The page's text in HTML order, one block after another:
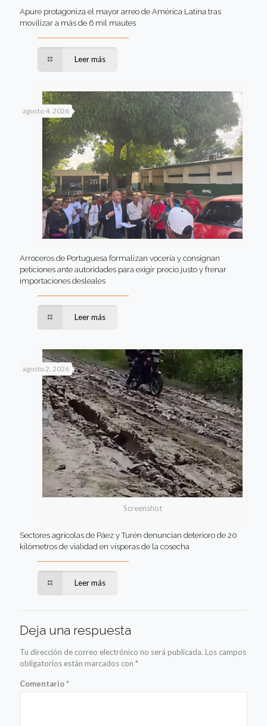
Apure protagoniza el mayor arreo de América Latina tras
movilizar a más de 6 mil mautes
Leer más
agosto 4, 2026
Arroceros de Portuguesa formalizan vocería y consignan
peticiones ante autoridades para exigir precio justo y frenar
importaciones desleales
Leer más
Screenshot
agosto 2, 2026
Sectores agrícolas de Páez y Turén denuncian deterioro de 20
kilómetros de vialidad en vísperas de la cosecha
Leer más
Deja una respuesta
Tu dirección de correo electrónico no será publicada. Los campos
obligatorios están marcados con *
Comentario*